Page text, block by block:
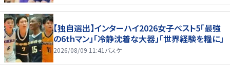
【独自選出】インターハイ2026女子ベスト5「最強
の6thマン」「冷静沈着な大器」「世界経験を糧に」
2026/08/09 11:41 バスケ